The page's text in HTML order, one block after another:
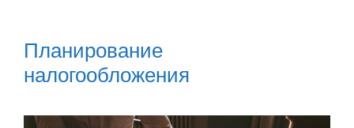
Планирование
налогообложения